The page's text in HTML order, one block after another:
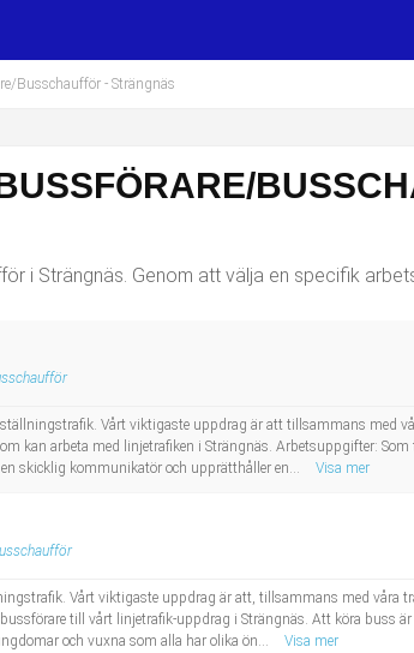
Busschaufför - Strängnäs
i Strängnäs. Genom att välja en specifik
Vårt viktigaste uppdrag är att tillsammans med
kan arbeta med linjetrafiken i Strängnäs. Arbetsuppgifter:
skicklig kommunikatör och upprätthåller en...
Visa mer
Vårt viktigaste uppdrag är att, tillsammans med våra
till vårt linjetrafik-uppdrag i Strängnäs. Att köra buss
och vuxna som alla har olika ön...
Visa mer